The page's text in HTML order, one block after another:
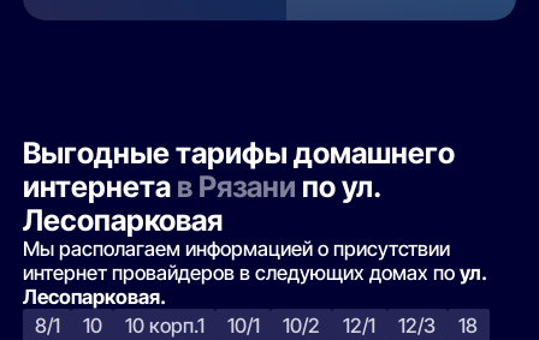
Выгодные тарифы домашнего
интернета в Рязани по ул.
Лесопарковая
Мы располагаем информацией о присутствии
интернет провайдеров в следующих домах поул.
Лесопарковая.
8/1
10 10 корп.1 10/1 10/2 12/1 12/3
18